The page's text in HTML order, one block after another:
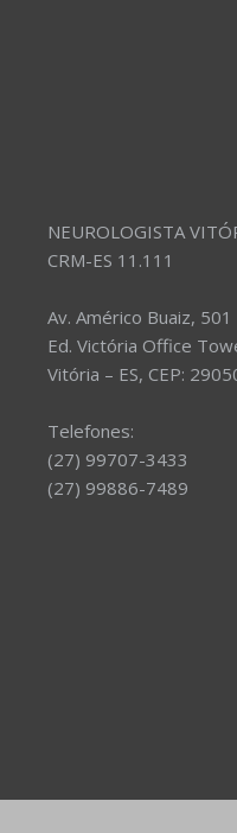
NEUROLOGISTA
CRM-ES 11.111
Av. Américo Buaiz, 501
Ed. Victória Office
Vitória – ES, CEP:
Telefones:
(27) 99707-3433
(27) 99886-7489